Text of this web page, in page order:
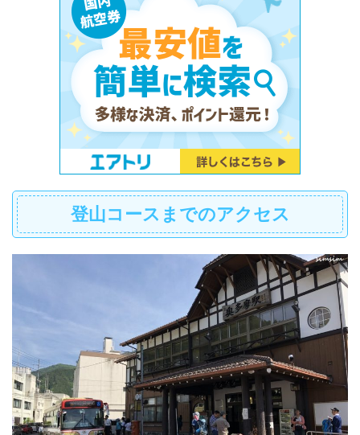
登山コースまでのアクセス